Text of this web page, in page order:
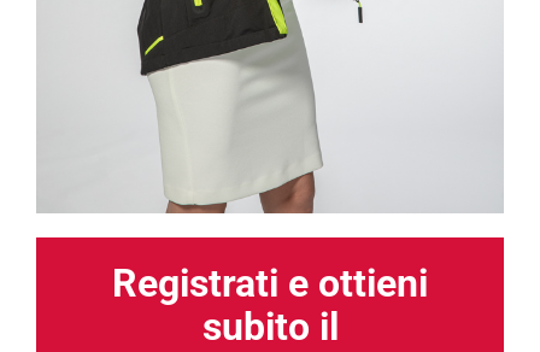
Registrati e ottieni
subito il